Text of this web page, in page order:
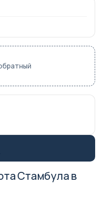
Стамбула в